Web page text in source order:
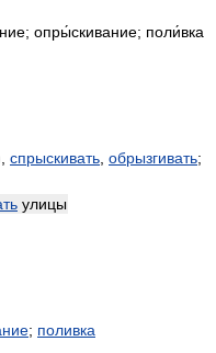
опры́скивание; поли́вка
спрыскивать обрызгивать;
улицы
; поливка